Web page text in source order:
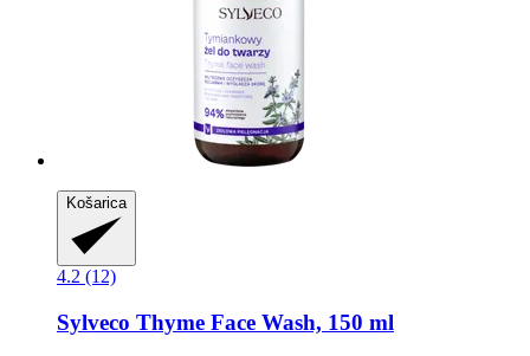
Košarica
4.2 (12)
Sylveco Thyme Face Wash, 150 ml